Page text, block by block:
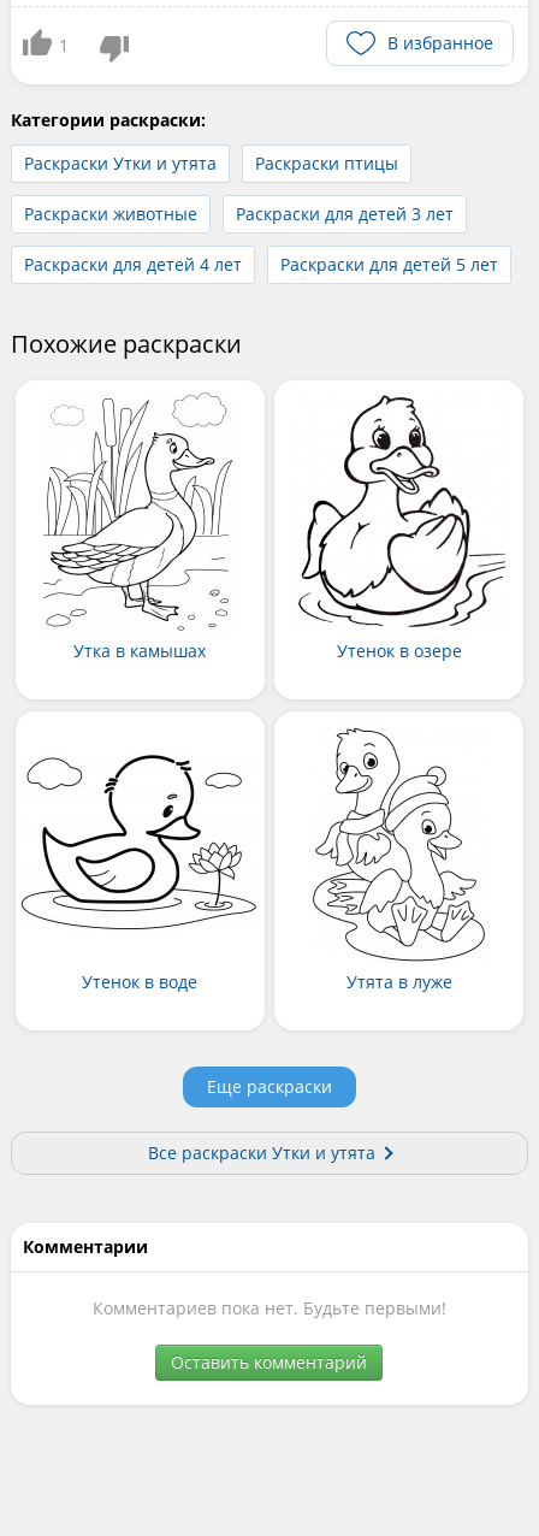
1 В избранное
Категории раскраски:
Раскраски Утки и утята
Раскраски птицы
Раскраски животные Раскраски для детей 3 лет
Раскраски для детей 4 лет Раскраски для детей 5 лет
Похожие раскраски
Утка в камышах Утенок в озере
Утенок в воде Утята в луже
Еще раскраски
Все раскраски Утки и утята
Комментарии
Комментариев пока нет. Будьте первыми!
Оставить комментарий